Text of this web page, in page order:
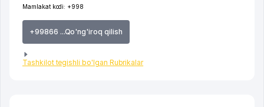
Mamlakat kodi: +998
+99866 ...Qo'ng'iroq qilish
Tashkilot tegishli bo'lgan Rubrikalar